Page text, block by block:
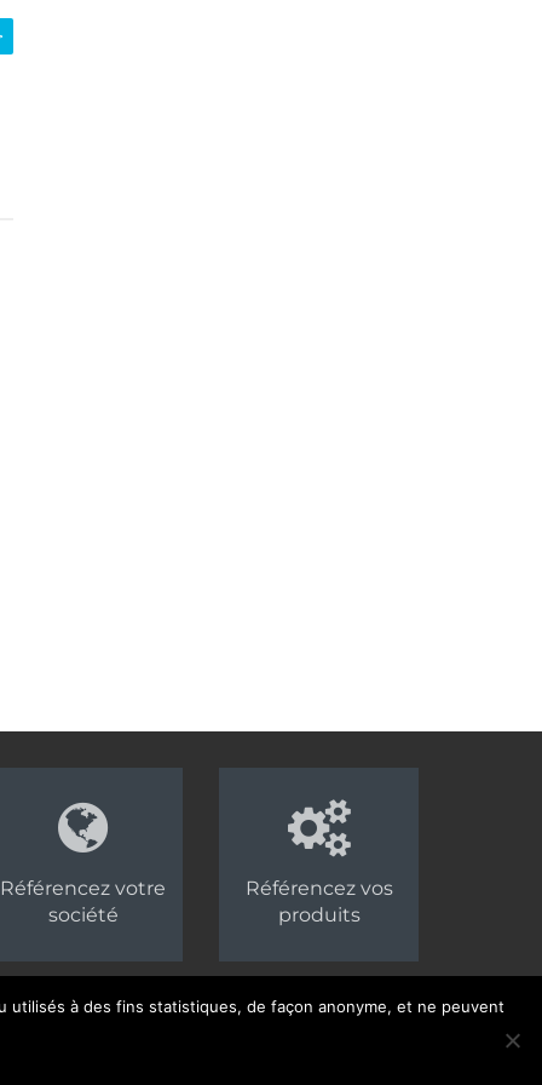
Référencez votre
société
Référencez vos
produits
à des fins statistiques, de façon anonyme, et ne peuvent